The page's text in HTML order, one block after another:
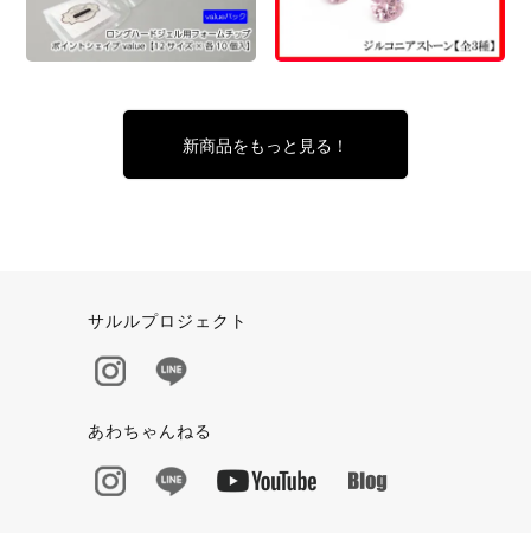
新商品をもっと見る！
サルルプロジェクト
あわちゃんねる